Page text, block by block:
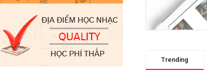
Trending